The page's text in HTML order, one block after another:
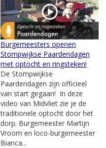
Burgemeesters openen
Stompwijkse Paardendagen
met optocht en ringsteken!
De Stompwijkse
Paardendagen zijn officieel
van start gegaan! In deze
video van Midvliet zie je de
traditionele optocht door het
dorp. Burgemeester Martijn
Vroom en loco-burgemeester
Bianca...